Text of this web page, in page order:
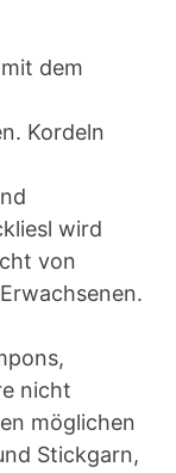
dem
Kordeln
wird
von
nicht
möglichen
Stickgarn,